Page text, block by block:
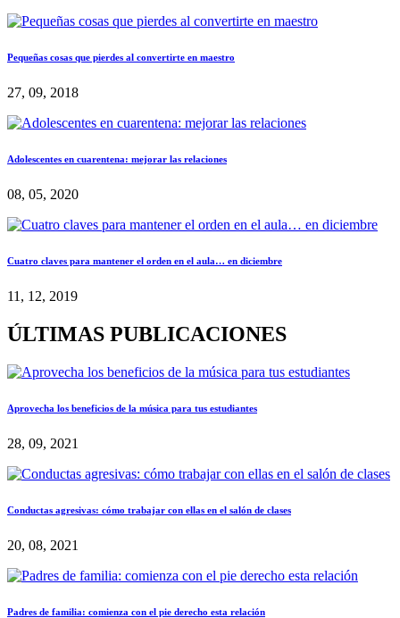
Pequeñas cosas que pierdes al convertirte en maestro
27, 09, 2018
Adolescentes en cuarentena: mejorar las relaciones
08, 05, 2020
Cuatro claves para mantener el orden en el aula… en diciembre
11, 12, 2019
ÚLTIMAS PUBLICACIONES
Aprovecha los beneficios de la música para tus estudiantes
28, 09, 2021
Conductas agresivas: cómo trabajar con ellas en el salón de clases
20, 08, 2021
Padres de familia: comienza con el pie derecho esta relación